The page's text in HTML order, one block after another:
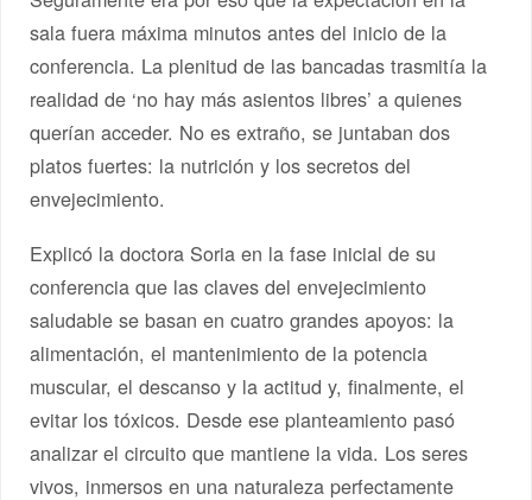
sala fuera máxima minutos antes del inicio de la
conferencia. La plenitud de las bancadas trasmitía la
realidad de ‘no hay más asientos libres’ a quienes
querían acceder. No es extraño, se juntaban dos
platos fuertes: la nutrición y los secretos del
envejecimiento.
Explicó la doctora Soria en la fase inicial de su
conferencia que las claves del envejecimiento
saludable se basan en cuatro grandes apoyos: la
alimentación, el mantenimiento de la potencia
muscular, el descanso y la actitud y, finalmente, el
evitar los tóxicos. Desde ese planteamiento pasó
analizar el circuito que mantiene la vida. Los seres
vivos, inmersos en una naturaleza perfectamente